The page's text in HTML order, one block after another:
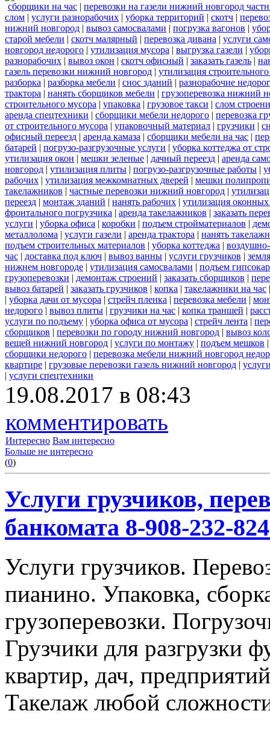
сборщики на час | перевозки на газели нижний новгород
слом | услуги разнорабочих | уборка территорий | скотч |
нижний новгород | вывоз самосвалами | погрузка вагонов |
старой мебели | скотч малярный | перевозка дивана | услуги
новгород недорого | утилизация мусора | выгрузка газели |
разнорабочих | вывоз окон | скотч офисный | заказать газель |
газель перевозки нижний новгород | утилизация
разборка | разборка мебели | снос зданий | разнорабочие
трактора | нанять сборщиков мебели | грузоперевозка нижний
строительного мусора | упаковка | грузовое такси | слом
аренда спецтехники | сборщики мебели недорого | перевозка
от строительного мусора | упаковочный материал | грузчики |
офисный переезд | аренда камаза | сборщики мебели на час |
батарей | погрузо-разгрузочные услуги | уборка коттеджа от
утилизация окон | мешки зеленые | дачный переезд | аренда
новгород | утилизация плиты | погрузо-разгрузочные работы |
рабочих | утилизация межкомнатных дверей | мешки
такелажников | частные перевозки нижний новгород |
переезд | монтаж зданий | нанять рабочих | утилизация
фронтального погрузчика | аренда такелажников | заказать
услуги | уборка офиса | коробки | подъем стройматериалов |
металлолома | услуги газели | аренда трактора | нанять
подъем строительных материалов | уборка коттеджа |
час | доставка под ключ | вывоз ванны | услуги грузчиков |
нижнем новгороде | утилизация самосвалами | подъем
грузоперевозки | демонтаж строений | заказать сборщиков |
вывоз батарей | заказать грузчиков | копка | такелажники на час
| уборка дачи от мусора | стрейч пленка | перевозка мебели |
недорого | вывоз плиты | грузчики на час | копка траншей |
услуги по подъему | уборка офиса от мусора | стрейч лента |
сборщиков | перевозки по городу нижний новгород | вывоз
вещей нижний новгород | услуги по монтажу | подъем мешков
сборщики недорого | перевозка мебели нижний новгород
квартире | грузовые перевозки газель нижний новгород |
| услуги спецтехники
19.08.2017 в 08:43
комментировать
Интересно Вам интересно
Больше не интересно
(0)
Услуги грузчиков,
банкомата 8-908-232-
Услуги грузчиков.
пианино. Упаковка,
грузоперевозки.
Грузчики для разгрузки
квартир, дач,
Такелаж любой